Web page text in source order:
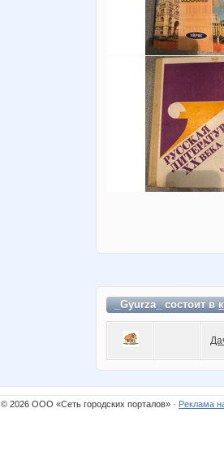
_Gyurza_ состоит в
© 2026 ООО «Сеть городских порталов» · Реклама